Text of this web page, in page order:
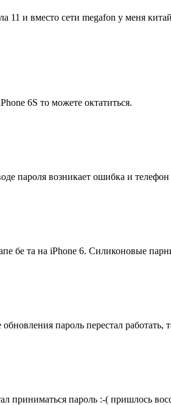
11 и вместо сети megafon у меня
6S то можете октатиться.
пароля возникает ошибка и
бе та на iPhone 6. Силиконовые
пароль перестал работать,
приниматься пароль :-( пришлось